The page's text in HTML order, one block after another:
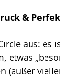
&
aus: es
etwas
(außer